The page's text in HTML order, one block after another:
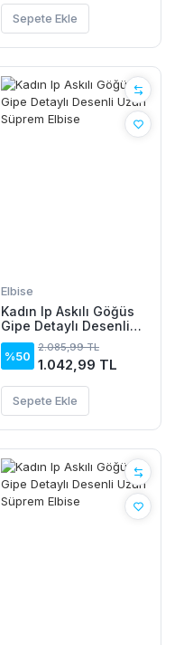
Sepete Ekle
Elbise
Kadın Ip Askılı Göğüs
Gipe Detaylı Desenli
Uzun Süprem Elbise
%50
2.085,99 TL
1.042,99 TL
Sepete Ekle